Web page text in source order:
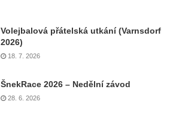
Volejbalová přátelská utkání (Varnsdorf
2026)
18. 7. 2026
ŠnekRace 2026 – Nedělní závod
28. 6. 2026